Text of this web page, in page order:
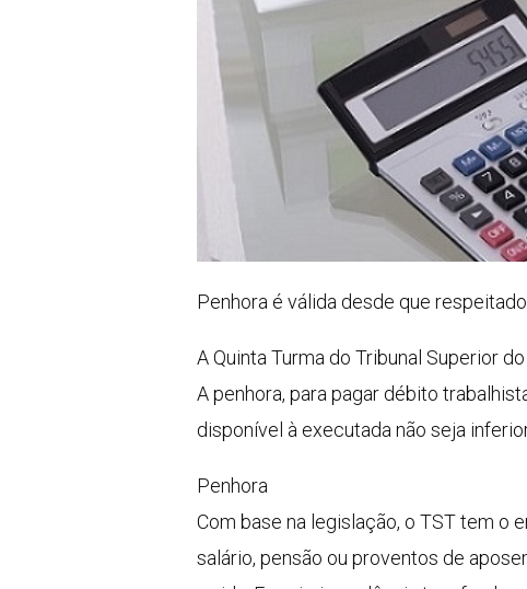
Penhora é válida desde que
A Quinta Turma do Tribunal Superior
A penhora, para pagar débito
disponível à executada não seja
Penhora
Com base na legislação, o TST tem o
salário, pensão ou proventos de